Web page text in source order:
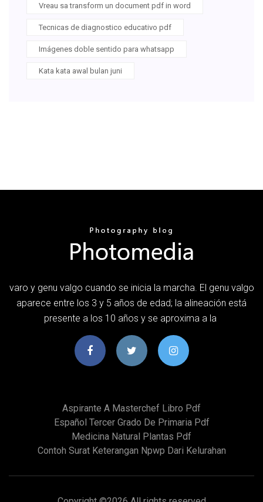
Vreau sa transform un document pdf in word
Tecnicas de diagnostico educativo pdf
Imágenes doble sentido para whatsapp
Kata kata awal bulan juni
varo y genu valgo cuando se inicia la marcha. El genu valgo
aparece entre los 3 y 5 años de edad; la alineación está
presente a los 10 años y se aproxima a la
Aspirante A Masterchef Libro Pdf
Español Tercer Grado De Primaria Pdf
Medicina Natural Plantas Pdf
Contoh Surat Keterangan Npwp Dari Kelurahan